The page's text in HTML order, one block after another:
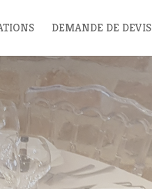
DEMANDE DE DEVIS